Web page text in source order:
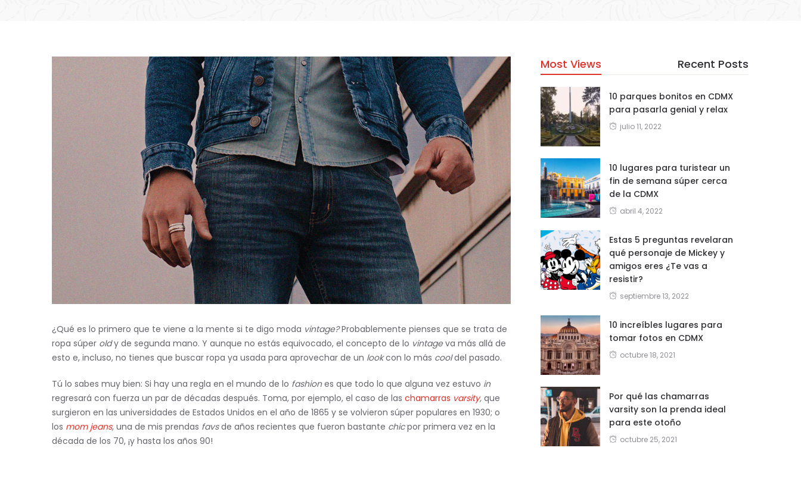
¿Qué es lo primero que te viene a la mente si te digo moda vintage?Probablemente pienses que se trata de
ropa súper oldy de segunda mano. Y aunque no estás equivocado, el concepto de lo vintageva más allá de
esto e, incluso, no tienes que buscar ropa ya usada para aprovechar de un lookcon lo más cooldel pasado.
Tú lo sabes muy bien: Si hay una regla en el mundo de lo fashiones que todo lo que alguna vez estuvo in
regresará con fuerza un par de décadas después. Toma, por ejemplo, el caso de las chamarras varsity, que
surgieron en las universidades de Estados Unidos en el año de 1865 y se volvieron súper populares en 1930; o
los mom jeans, una de mis prendas favsde años recientes que fueron bastante chicpor primera vez en la
década de los 70, ¡y hasta los años 90!
Most Views Recent Posts
10 parques bonitos en CDMX
para pasarla genial y relax
julio 11, 2022
10 lugares para turistear un
fin de semana súper cerca
de la CDMX
abril 4, 2022
Estas 5 preguntas revelaran
qué personaje de Mickey y
amigos eres ¿Te vas a
resistir?
septiembre 13, 2022
10 increíbles lugares para
tomar fotos en CDMX
octubre 18, 2021
Por qué las chamarras
varsity son la prenda ideal
para este otoño
octubre 25, 2021